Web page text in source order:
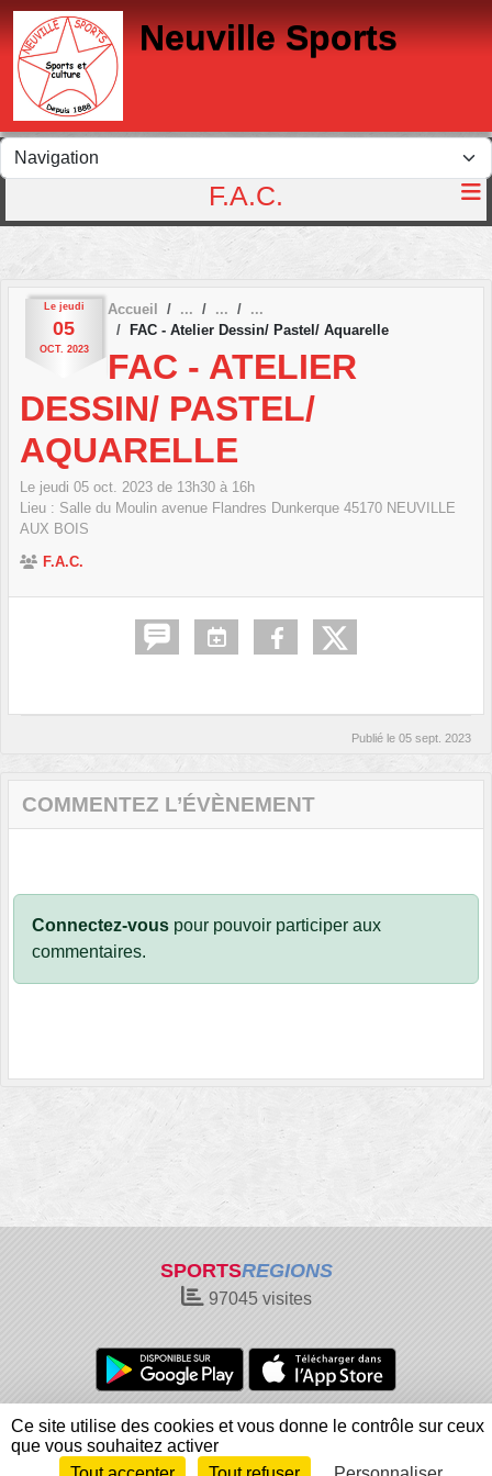
Neuville Sports
F.A.C.
Le jeudi
05
OCT. 2023
Accueil
FAC - Atelier Dessin/ Pastel/ Aquarelle
FAC - ATELIER
DESSIN/ PASTEL/
AQUARELLE
Le jeudi 05 oct. 2023 de 13h30 à 16h
Lieu : Salle du Moulin avenue Flandres Dunkerque 45170 NEUVILLE
AUX BOIS
F.A.C.
Publié le 05 sept. 2023
COMMENTEZ L’ÉVÈNEMENT
Connectez-vous pour pouvoir participer aux
commentaires.
SPORTSREGIONS
97045visites
Charte cookies
Gestion des cookies
Informations légales
Signaler un contenu inapproprié
Panneau de gestion des cookies
Ce site utilise des cookies et vous donne le contrôle sur ceux
que vous souhaitez activer